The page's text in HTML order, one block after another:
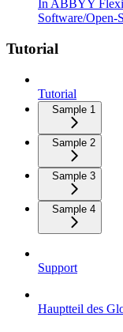
In ABBYY
Software/Open-
Tutorial
Tutorial
Sample 1
Sample 2
Sample 3
Sample 4
Support
Hauptteil des